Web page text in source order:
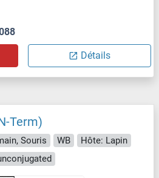
Détails
Term)
Souris WB
Hôte: Lapin